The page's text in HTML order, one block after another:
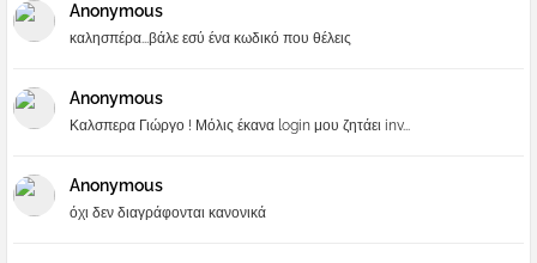
Anonymous
καλησπέρα...βάλε εσύ ένα κωδικό που θέλεις
Anonymous
Καλσπερα Γιώργο ! Μόλις έκανα login μου ζητάει inv...
Anonymous
όχι δεν διαγράφονται κανονικά